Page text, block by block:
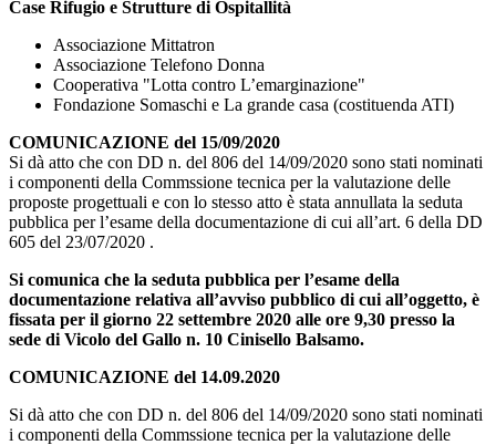
Case Rifugio e Strutture di Ospitallità
Associazione Mittatron
Associazione Telefono Donna
Cooperativa "Lotta contro L’emarginazione"
Fondazione Somaschi e La grande casa (costituenda ATI)
COMUNICAZIONE del 15/09/2020
Si dà atto che con DD n. del 806 del 14/09/2020 sono stati nominati
i componenti della Commssione tecnica per la valutazione delle
proposte progettuali e con lo stesso atto è stata annullata la seduta
pubblica per l’esame della documentazione di cui all’art. 6 della DD
605 del 23/07/2020 .
Si comunica che la seduta pubblica per l’esame della
documentazione relativa all’avviso pubblico di cui all’oggetto, è
fissata per il giorno 22 settembre 2020 alle ore 9,30 presso la
sede di Vicolo del Gallo n. 10 Cinisello Balsamo.
COMUNICAZIONE del 14.09.2020
Si dà atto che con DD n. del 806 del 14/09/2020 sono stati nominati
i componenti della Commssione tecnica per la valutazione delle